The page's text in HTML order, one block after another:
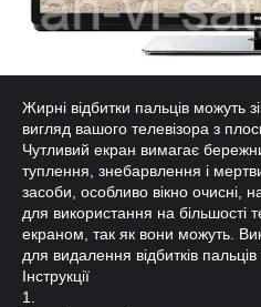
Жирні відбитки пальців можуть
вигляд вашого телевізора з
Чутливий екран вимагає
туплення, знебарвлення і
засоби, особливо вікно очисні,
для використання на більшості
екраном, так як вони можуть.
для видалення відбитків пальців
Інструкції
1.